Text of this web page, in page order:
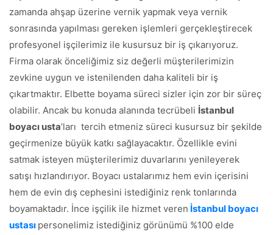
zamanda ahşap üzerine vernik yapmak veya vernik
sonrasında yapılması gereken işlemleri gerçekleştirecek
profesyonel işçilerimiz ile kusursuz bir iş çıkarıyoruz.
Firma olarak önceliğimiz siz değerli müşterilerimizin
zevkine uygun ve istenilenden daha kaliteli bir iş
çıkartmaktır. Elbette boyama süreci sizler için zor bir süreç
olabilir. Ancak bu konuda alanında tecrübeli İstanbul
boyacı usta’ları tercih etmeniz süreci kusursuz bir şekilde
geçirmenize büyük katkı sağlayacaktır. Özellikle evini
satmak isteyen müşterilerimiz duvarlarını yenileyerek
satışı hızlandırıyor. Boyacı ustalarımız hem evin içerisini
hem de evin dış cephesini istediğiniz renk tonlarında
boyamaktadır. İnce işçilik ile hizmet veren İstanbul boyacı
ustası personelimiz istediğiniz görünümü %100 elde